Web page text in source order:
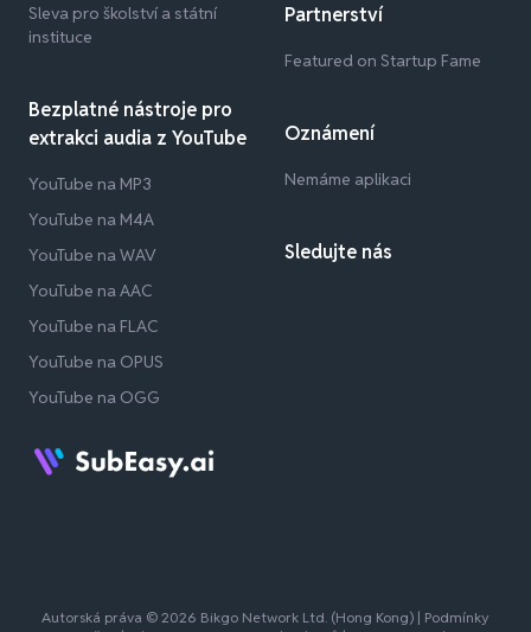
Sleva pro školství a státní
instituce
Bezplatné nástroje pro
extrakci audia z YouTube
YouTube na MP3
YouTube na M4A
YouTube na WAV
YouTube na AAC
YouTube na FLAC
YouTube na OPUS
YouTube na OGG
Partnerství
Featured on Startup Fame
Oznámení
Nemáme aplikaci
Sledujte nás
Autorská práva © 2026 Bikgo Network Ltd. (Hong Kong) | Podmínky